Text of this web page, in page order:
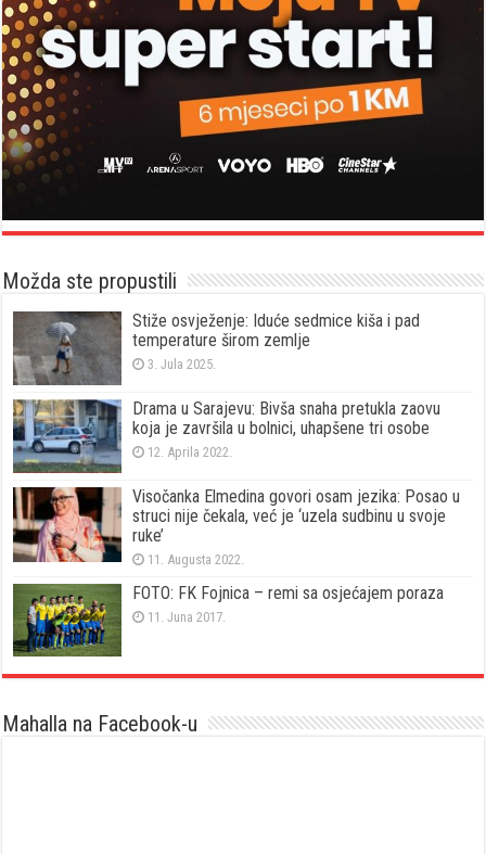
Možda ste propustili
Stiže osvježenje: Iduće sedmice kiša i pad
temperature širom zemlje
3. Jula 2025.
Drama u Sarajevu: Bivša snaha pretukla zaovu
koja je završila u bolnici, uhapšene tri osobe
12. Aprila 2022.
Visočanka Elmedina govori osam jezika: Posao u
struci nije čekala, već je ‘uzela sudbinu u svoje
ruke’
11. Augusta 2022.
FOTO: FK Fojnica – remi sa osjećajem poraza
11. Juna 2017.
Mahalla na Facebook-u